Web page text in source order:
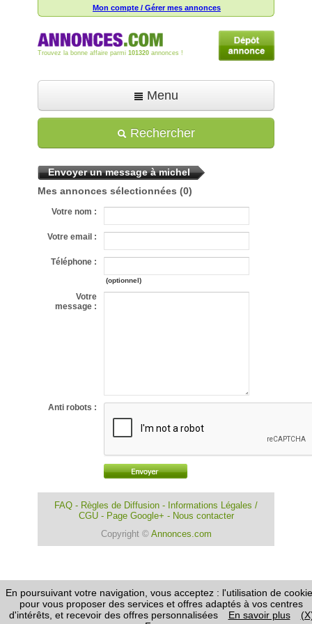
Mon compte / Gérer mes annonces
Trouvez la bonne affaire parmi 101320 annonces !
Menu
Déposer une annonce
Toutes les annonces
Aide
Rechercher
Envoyer un message à michel
Mes annonces sélectionnées (0)
Votre nom :
Votre email :
Téléphone :
(optionnel)
Votre
message :
Anti robots :
FAQ - Règles de Diffusion - Informations Légales /
CGU- Page Google+ - Nous contacter
Copyright © Annonces.com
En poursuivant votre navigation, vous acceptez : l'utilisation de
pour vous proposer des services et offres adaptés à vos centres
d'intérêts, et recevoir des offres personnalisées
En savoir plus